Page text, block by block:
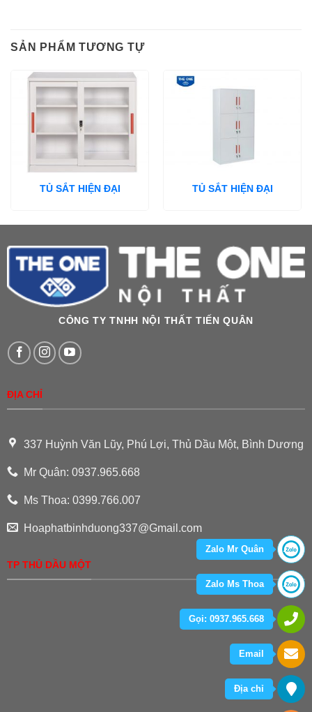
SẢN PHẨM TƯƠNG TỰ
TỦ SẮT HIỆN ĐẠI TỦ SẮT HIỆN ĐẠI
CÔNG TY TNHH NỘI THẤT TIẾN QUÂN
ĐỊA CHỈ
337 Huỳnh Văn Lũy, Phú Lợi, Thủ Dầu Một, Bình Dương
Mr Quân: 0937.965.668
Ms Thoa: 0399.766.007
Hoaphatbinhduong337@Gmail.com
TP THỦ DẦU MỘT
Zalo Mr Quân
Zalo Ms Thoa
Gọi: 0937.965.668
Email
Địa chỉ